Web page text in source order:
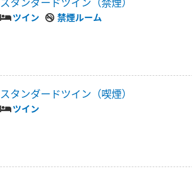
スタンダードツイン（禁煙）
ツイン 禁煙ルーム
スタンダードツイン（喫煙）
ツイン